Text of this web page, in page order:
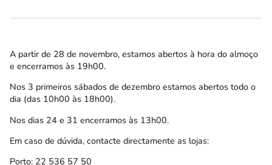
A partir de 28 de novembro, estamos abertos à hora do almoço
e encerramos às 19h00.
Nos 3 primeiros sábados de dezembro estamos abertos todo o
dia (das 10h00 às 18h00).
Nos dias 24 e 31 encerramos às 13h00.
Em caso de dúvida, contacte directamente as lojas:
Porto: 22 536 57 50